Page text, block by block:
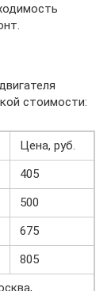
стоимости:
Цена, руб.
405
500
675
805